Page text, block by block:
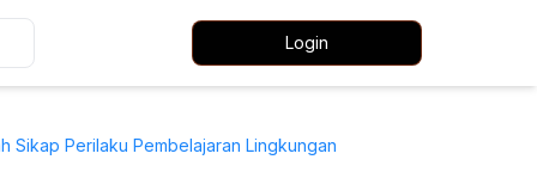
Login
Sikap Perilaku Pembelajaran Lingkungan